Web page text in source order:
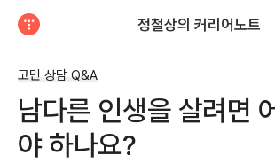
정철상의 커리어노트
고민 상담 Q&A
남다른 인생을 살려면
야 하나요?